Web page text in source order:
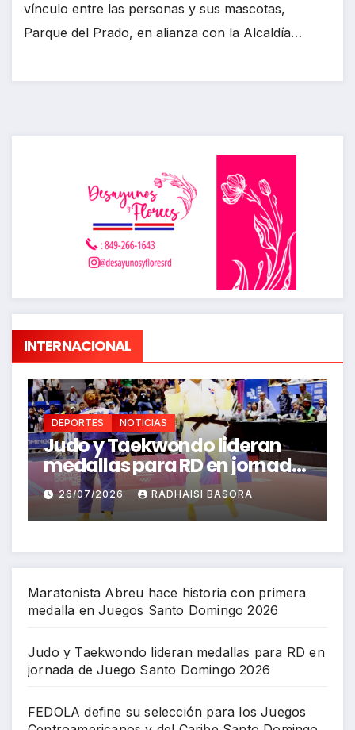
vínculo entre las personas y sus mascotas,
Parque del Prado, en alianza con la Alcaldía…
INTERNACIONAL
DEPORTES NOTICIAS
FEDOLA define su selección
para los Juegos
Centroamericanos y del
Caribe Santo Domingo 2026
26/07/2026 RICHARD BAZIL
Maratonista Abreu hace historia con primera
medalla en Juegos Santo Domingo 2026
Judo y Taekwondo lideran medallas para RD en
jornada de Juego Santo Domingo 2026
FEDOLA define su selección para los Juegos